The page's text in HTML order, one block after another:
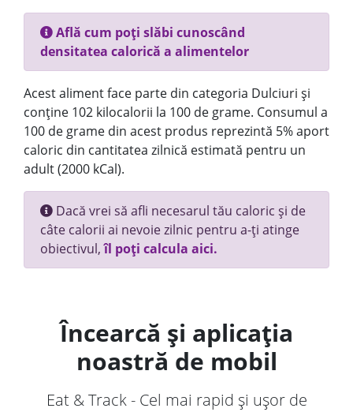
Află cum poți slăbi cunoscând
densitatea calorică a alimentelor
Acest aliment face parte din categoria Dulciuri și
conține 102 kilocalorii la 100 de grame. Consumul a
100 de grame din acest produs reprezintă 5% aport
caloric din cantitatea zilnică estimată pentru un
adult (2000 kCal).
Dacă vrei să afli necesarul tău caloric și de
câte calorii ai nevoie zilnic pentru a-ți atinge
obiectivul,îl poți calcula aici.
Încearcă și aplicația
noastră de mobil
Eat & Track - Cel mai rapid și ușor de